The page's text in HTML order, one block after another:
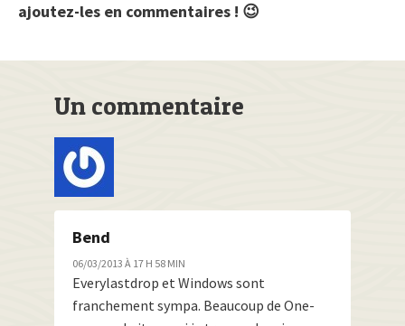
ajoutez-les en commentaires ! 😉
Un commentaire
Bend
06/03/2013 À 17 H 58 MIN
Everylastdrop et Windows sont
franchement sympa. Beaucoup de One-